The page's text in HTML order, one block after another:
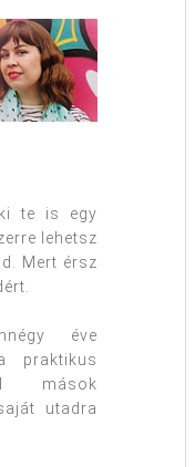
te is egy
lehetsz
Mert érsz
éve
praktikus
mások
utadra